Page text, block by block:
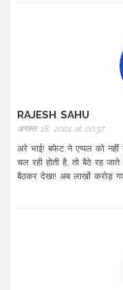
RAJESH SAHU
अगस्त 18, 2024 at 00:37
अरे भाई! बफेट ने एप्पल को नहीं
चल रही होती है, तो बैठे रह
बैठकर देखा! अब लाखों करोड़